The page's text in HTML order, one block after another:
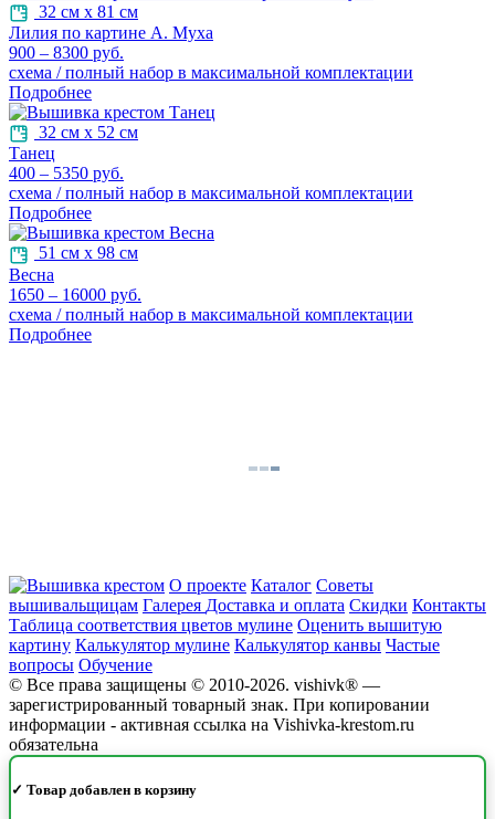
32 см х 81 см
Лилия по картине А. Муха
900 – 8300 руб.
схема / полный набор в максимальной комплектации
Подробнее
32 см х 52 см
Танец
400 – 5350 руб.
схема / полный набор в максимальной комплектации
Подробнее
51 см х 98 см
Весна
1650 – 16000 руб.
схема / полный набор в максимальной комплектации
Подробнее
О проекте Каталог Советы
вышивальщицам Галерея Доставка и оплата Скидки Контакты
Таблица соответствия цветов мулине Оценить вышитую
картину Калькулятор мулине Калькулятор канвы Частые
вопросы Обучение
© Все права защищены © 2010-2026. vishivk® —
зарегистрированный товарный знак. При копировании
информации - активная ссылка на Vishivka-krestom.ru
обязательна
✓ Товар добавлен в корзину